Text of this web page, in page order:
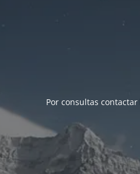
Por consultas